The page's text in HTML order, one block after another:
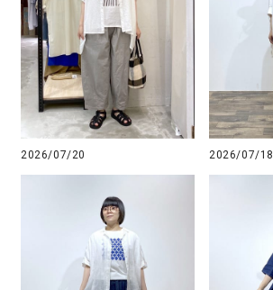
2026/07/20 2026/07/18